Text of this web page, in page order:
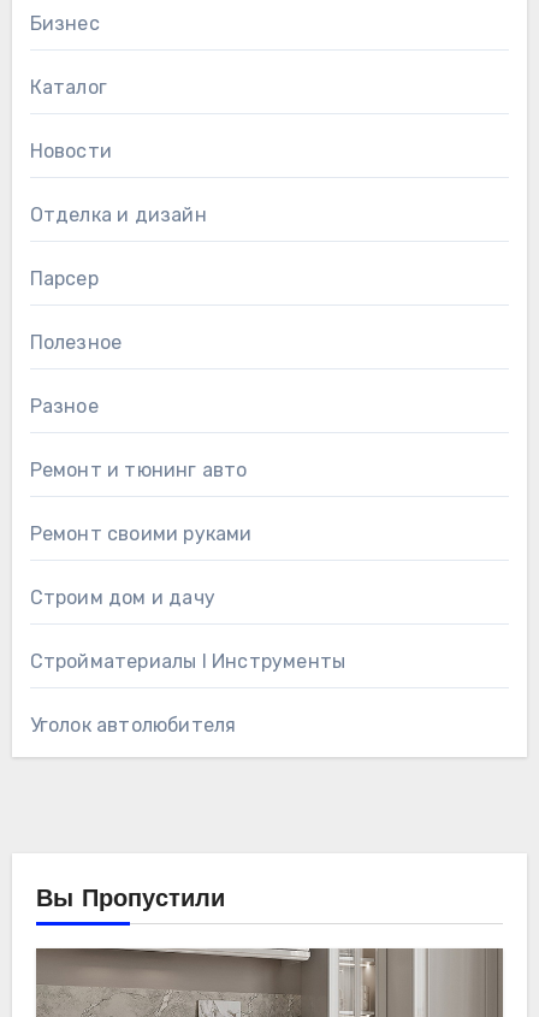
Бизнес
Каталог
Новости
Отделка и дизайн
Парсер
Полезное
Разное
Ремонт и тюнинг авто
Ремонт своими руками
Строим дом и дачу
Стройматериалы l Инструменты
Уголок автолюбителя
Вы Пропустили